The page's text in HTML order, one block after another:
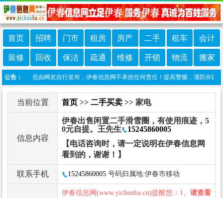
首页 招聘 门市 租房 房产 二手 租车 会计
装修 回收 保洁 疏通 维修 开锁 物流 搬家
公告：
本栏目信息由网友自行发布，伊春信息网不承担任何责任！提高警惕，谨防诈骗
当前位置 首页 >> 二手买卖 >> 家电
信息内容
伊春出售闲置二手滑雪圈，有使用痕迹，5
0元自提。王先生
15245860005
【电话咨询时，请一定说明在伊春信息网
看到的，谢谢！】
联系手机 15245860005 号码归属地:伊春市移动
伊春信息网(www.yichunba.cn)提醒您：1、 请查看